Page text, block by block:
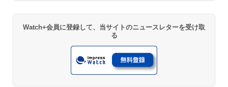
Watch+会員に登録して、当サイトのニュースレターを受け取
る